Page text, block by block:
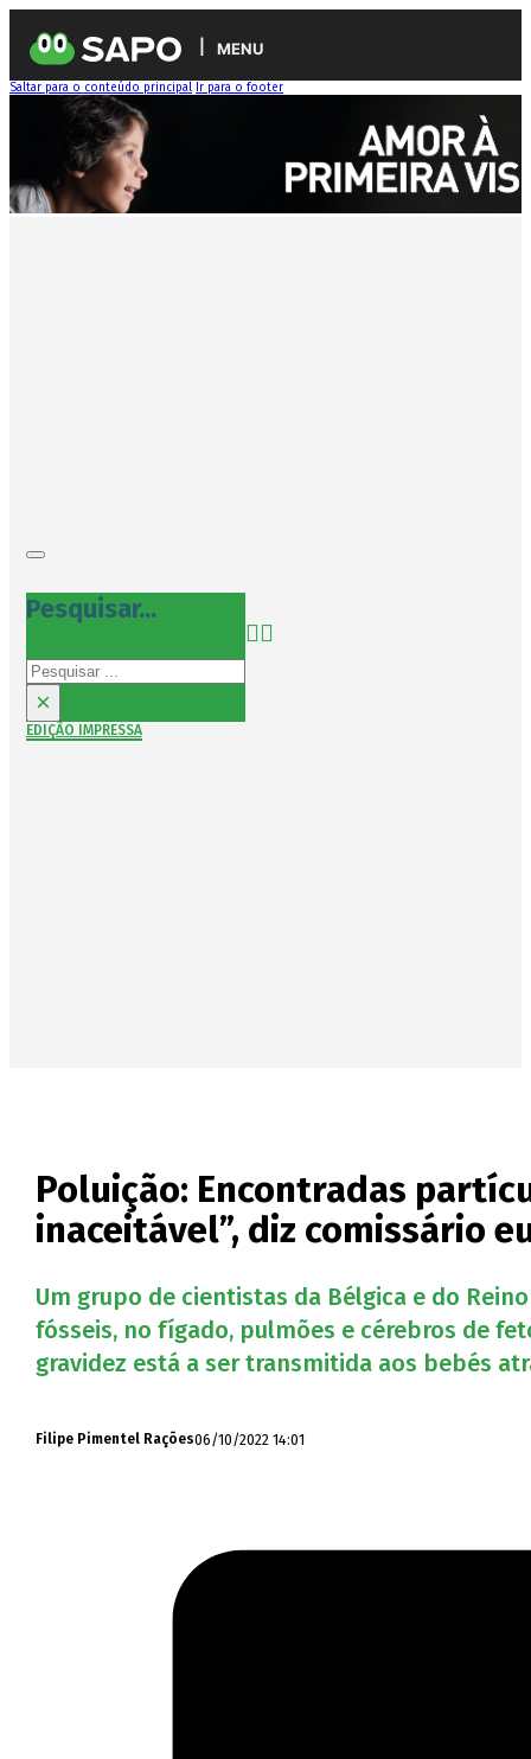
MENU
Saltar para o conteúdo principal Ir para o footer
Pesquisar...
Pesquisar
×
EDIÇÃO IMPRESSA
Poluição: Encontradas
inaceitável”, diz comissário
Um grupo de cientistas da Bélgica e do
fósseis, no fígado, pulmões e cérebros de
gravidez está a ser transmitida aos bebés
Filipe Pimentel Rações06/10/2022 14:01